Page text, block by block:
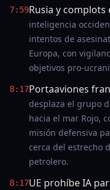
7:59Rusia y complots
inteligencia
intentos de
Europa, con
objetivos pro-
8:17Portaaviones
desplaza el grupo
hacia el mar Rojo,
misión defensiva
cerca del estrecho
petrolero.
8:17UE prohíbe IA